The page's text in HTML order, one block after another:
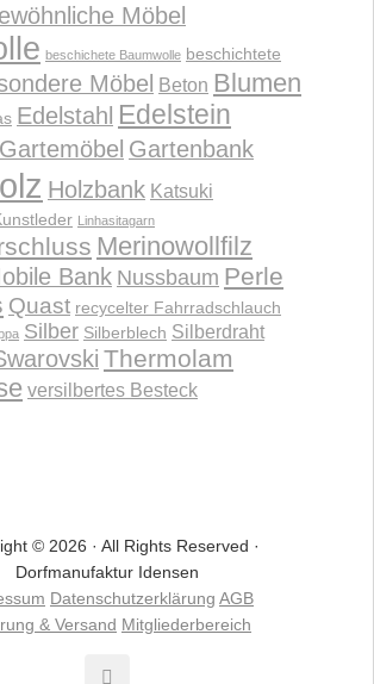
Möbel
beschichete Baumwolle beschichtete
Möbel Beton Blumen
Edelstahl Edelstein
Gartemöbel Gartenbank
Holzbank Katsuki
Linhasitagarn
Merinowollfilz
Bank Nussbaum Perle
Quast recycelter Fahrradschlauch
Silber Silberblech Silberdraht
Thermolam
versilbertes Besteck
© 2026 · All Rights Reserved ·
Dorfmanufaktur Idensen
Datenschutzerklärung AGB
& Versand Mitgliederbereich